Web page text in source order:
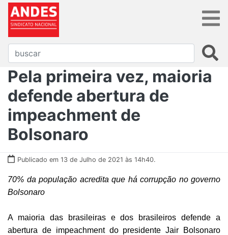
Pela primeira vez, maioria
defende abertura de
impeachment de
Bolsonaro
Publicado em 13 de Julho de 2021 às 14h40.
70% da população acredita que há corrupção no governo
Bolsonaro
A maioria das brasileiras e dos brasileiros defende a
abertura de impeachment do presidente Jair Bolsonaro